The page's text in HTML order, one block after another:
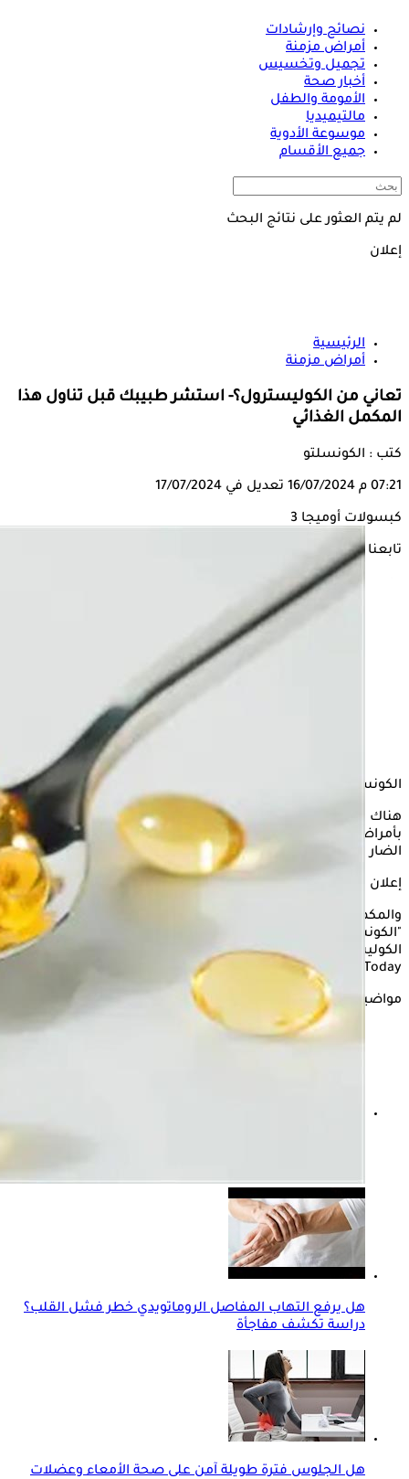
نصائح وإرشادات
أمراض مزمنة
تجميل وتخسيس
أخبار صحة
الأمومة والطفل
مالتيميديا
موسوعة الأدوية
جميع الأقسام
لم يتم العثور على نتائج البحث
إعلان
الرئيسية
أمراض مزمنة
تعاني من الكوليسترول؟- استشر طبيبك قبل تناول هذا
المكمل الغذائي
كتب : الكونسلتو
07:21 م 16/07/2024 تعديل في 17/07/2024
كبسولات أوميجا 3
تابعنا على
الكونسلتو
هناك مكمل غذائي شهير يشاع أنه يساعد على تقليل خطر الإصابة
بأمراض القلب والأوعية الدموية، عن طريق خفض الكوليسترول
الضار والدهون الثلاثية بالدم.
إعلان
والمكمل الغذائي المقصود هو كبسولات أوميجا 3، يستعرض
"الكونسلتو" في السطور التالية، مدى فعاليتها في خفض
الكوليسترول الضار والدهون الثلاثية بالدم، وفقًا لموقه "Medical
News Today".
مواضيع ذات صلة
هل يرفع التهاب المفاصل الروماتويدي خطر فشل القلب؟
دراسة تكشف مفاجأة
هل الجلوس فترة طويلة آمن على صحة الأمعاء وعضلات